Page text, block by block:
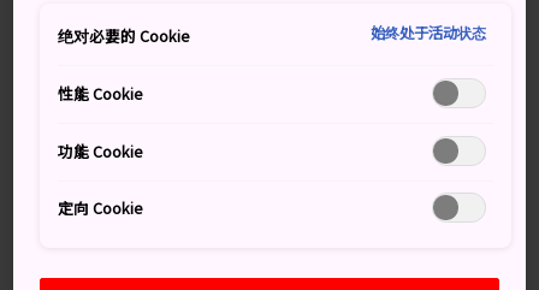
了解面具與鑼鼓聲背後的故事
交通方式
參與夜神樂的最簡單方式就是乘搭巴士到高千穗。
绝对必要的 Cookie 始终处于活动状态
性能 Cookie
功能 Cookie
定向 Cookie